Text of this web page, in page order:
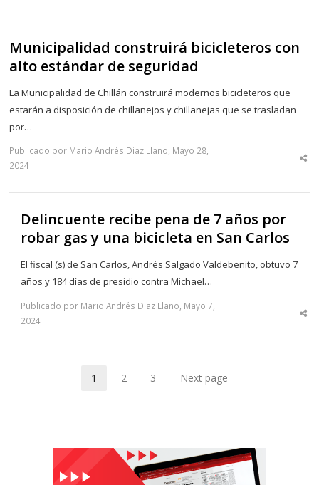
Municipalidad construirá bicicleteros con
alto estándar de seguridad
La Municipalidad de Chillán construirá modernos bicicleteros que
estarán a disposición de chillanejos y chillanejas que se trasladan
por…
Publicado por Mario Andrés Diaz Llano, Mayo 28,
2024
Delincuente recibe pena de 7 años por
robar gas y una bicicleta en San Carlos
El fiscal (s) de San Carlos, Andrés Salgado Valdebenito, obtuvo 7
años y 184 días de presidio contra Michael…
Publicado por Mario Andrés Diaz Llano, Mayo 7,
2024
Page
1 Page
2 Page
3 Next page